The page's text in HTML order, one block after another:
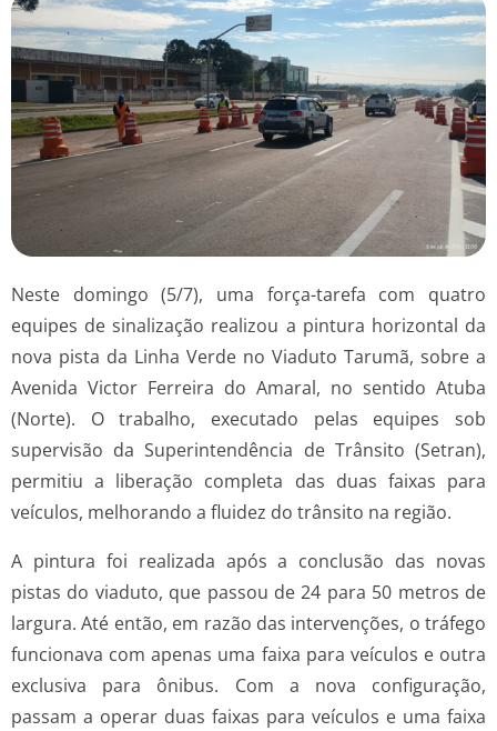
Neste domingo (5/7), uma força-tarefa com quatro
equipes de sinalização realizou a pintura horizontal da
nova pista da Linha Verde no Viaduto Tarumã, sobre a
Avenida Victor Ferreira do Amaral, no sentido Atuba
(Norte). O trabalho, executado pelas equipes sob
supervisão da Superintendência de Trânsito (Setran),
permitiu a liberação completa das duas faixas para
veículos, melhorando a fluidez do trânsito na região.
A pintura foi realizada após a conclusão das novas
pistas do viaduto, que passou de 24 para 50 metros de
largura. Até então, em razão das intervenções, o tráfego
funcionava com apenas uma faixa para veículos e outra
exclusiva para ônibus. Com a nova configuração,
passam a operar duas faixas para veículos e uma faixa